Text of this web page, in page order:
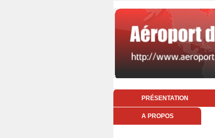
PRÉSENTATION
A PROPOS